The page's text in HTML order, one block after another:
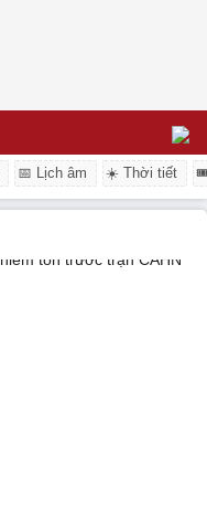
📅 Lịch âm ☀️ Thời tiết